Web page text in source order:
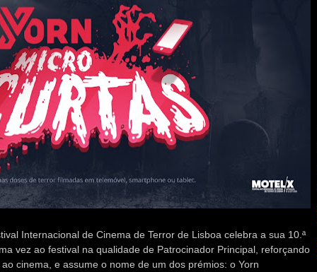
Internacional de Cinema de Terror de Lisboa celebra a sua 10.ª
vez ao festival na qualidade de Patrocinador Principal, reforçando
cinema, e assume o nome de um dos prémios: o Yorn